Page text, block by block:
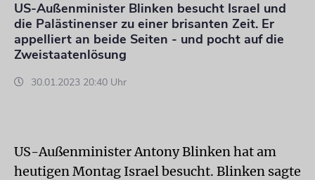
US-Außenminister Blinken besucht Israel und
die Palästinenser zu einer brisanten Zeit. Er
appelliert an beide Seiten - und pocht auf die
Zweistaatenlösung
30.01.2023 20:40 Uhr
US-Außenminister Antony Blinken hat am
heutigen Montag Israel besucht. Blinken sagte